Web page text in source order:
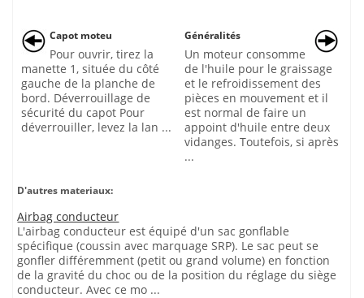
Capot moteu
Pour ouvrir, tirez la
manette 1, située du côté
gauche de la planche de
bord. Déverrouillage de
sécurité du capot Pour
déverrouiller, levez la lan ...
Généralités
Un moteur consomme
de l'huile pour le graissage
et le refroidissement des
pièces en mouvement et il
est normal de faire un
appoint d'huile entre deux
vidanges. Toutefois, si après
...
D'autres materiaux:
Airbag conducteur
L'airbag conducteur est équipé d'un sac gonflable
spécifique (coussin avec marquage SRP). Le sac peut se
gonfler différemment (petit ou grand volume) en fonction
de la gravité du choc ou de la position du réglage du siège
conducteur. Avec ce mo ...